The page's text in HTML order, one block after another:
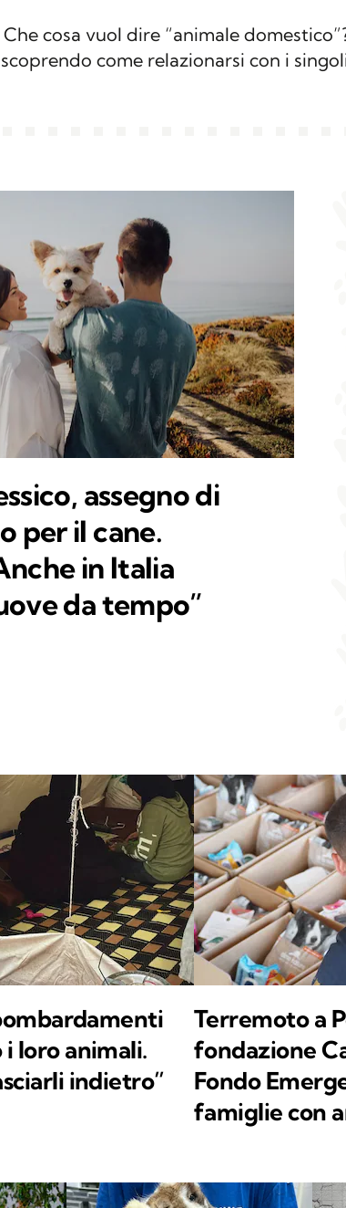
cosa vuol dire “animale
come relazionarsi con i
al canarino, passando per cavalli,
assegno di
per il cane.
in Italia
da tempo”
loro animali.
indietro”
Terremoto a
fondazione
Fondo
famiglie con